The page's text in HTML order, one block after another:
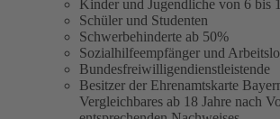
Kinder und Jugendliche von 6 bis
Schüler und Studenten
Schwerbehinderte ab 50%
Sozialhilfeempfänger und
Bundesfreiwilligendienstleistende
Besitzer der Ehrenamtskarte
Vergleichbares ab 18 Jahre nach